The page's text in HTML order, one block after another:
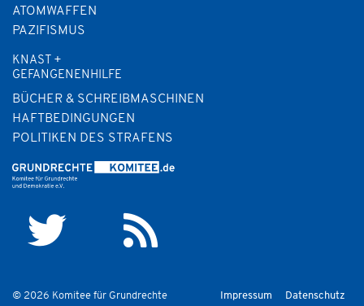
ATOMWAFFEN
PAZIFISMUS
KNAST +
GEFANGENENHILFE
BÜCHER & SCHREIBMASCHINEN
HAFTBEDINGUNGEN
POLITIKEN DES STRAFENS
© 2026 Komitee für Grundrechte Impressum Datenschutz